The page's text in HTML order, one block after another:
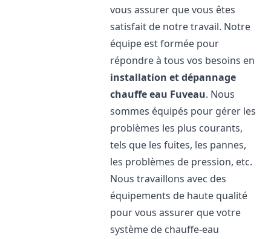
vous assurer que vous êtes
satisfait de notre travail. Notre
équipe est formée pour
répondre à tous vos besoins en
installation et dépannage
chauffe eau Fuveau. Nous
sommes équipés pour gérer les
problèmes les plus courants,
tels que les fuites, les pannes,
les problèmes de pression, etc.
Nous travaillons avec des
équipements de haute qualité
pour vous assurer que votre
système de chauffe-eau